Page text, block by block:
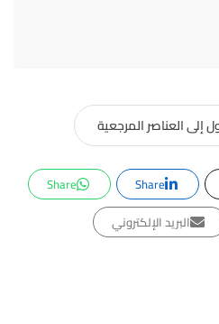
إلى العناصر المرجعية
Share
Share
البريد الإلكتروني